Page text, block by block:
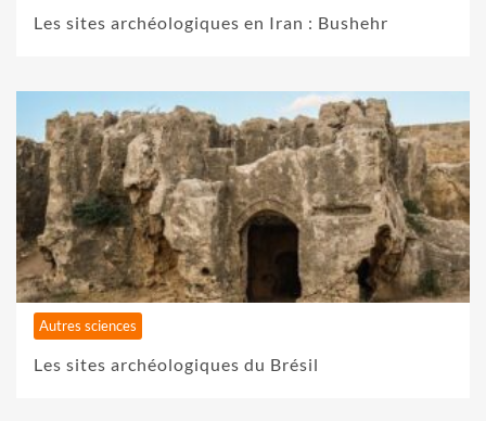
Les sites archéologiques en Iran : Bushehr
Autres sciences
Les sites archéologiques du Brésil